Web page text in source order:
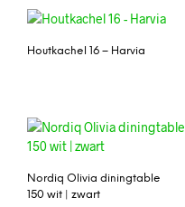
Houtkachel 16 – Harvia
Nordiq Olivia diningtable
150 wit | zwart